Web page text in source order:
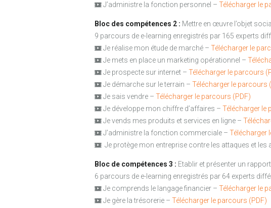
J’administre la fonction personnel – Télécharger le
Bloc des compétences 2 : Mettre en œuvre l’objet
9 parcours de e-learning enregistrés par 165 experts
Je réalise mon étude de marché – Télécharger le
Je mets en place un marketing opérationnel –
Je prospecte sur internet – Télécharger le parcours
Je démarche sur le terrain – Télécharger le parcours
Je sais vendre – Télécharger le parcours (PDF)
Je développe mon chiffre d’affaires – Télécharger le
Je vends mes produits et services en ligne –
J’administre la fonction commerciale – Télécharger
Je protège mon entreprise contre les attaques et les
Bloc de compétences 3 : Etablir et présenter un
6 parcours de e-learning enregistrés par 64 experts
Je comprends le langage financier – Télécharger le
Je gère la trésorerie – Télécharger le parcours (PDF)